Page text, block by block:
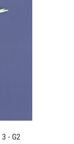
3 - G2